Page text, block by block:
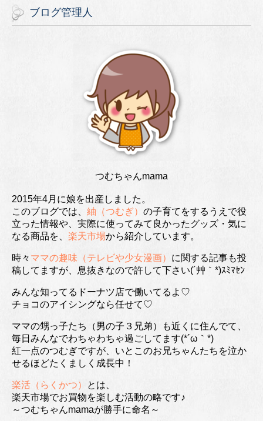
ブログ管理人
つむちゃんmama
2015年4月に娘を出産しました。
このブログでは、 紬（つむぎ） の子育てをするうえで役
立った情報や、実際に使ってみて良かったグッズ・気に
なる商品を、 楽天市場から紹介しています。
時々 ママの趣味（テレビや少女漫画） に関する記事も投
稿してますが、息抜きなので許して下さい(´艸｀*)ｽﾐﾏｾﾝ
みんな知ってるドーナツ店で働いてるよ♡
チョコのアイシングなら任せて♡
ママの甥っ子たち（男の子３兄弟）も近くに住んでて、
毎日みんなでわちゃわちゃ過ごしてます(*´ω｀*)
紅一点のつむぎですが、いとこのお兄ちゃんたちを泣か
せるほどたくましく成長中！
楽活（らくかつ）
とは、
楽天市場でお買物を楽しむ活動の略です♪
～つむちゃんmamaが勝手に命名～